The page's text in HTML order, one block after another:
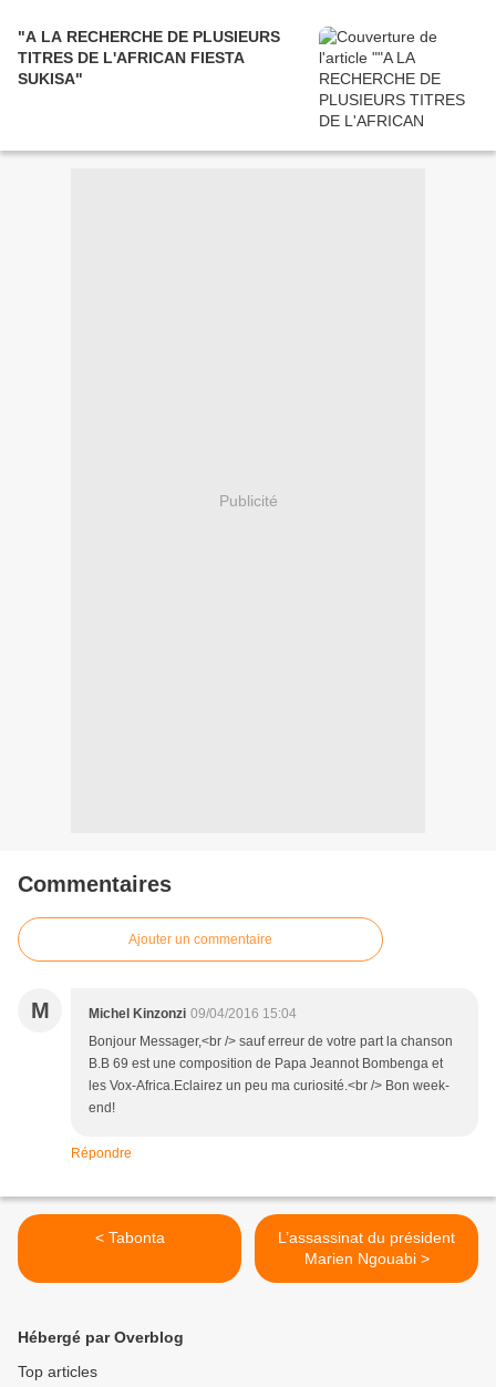
"A LA RECHERCHE DE PLUSIEURS
TITRES DE L'AFRICAN FIESTA
SUKISA"
Publicité
Commentaires
Ajouter un commentaire
M Michel Kinzonzi 09/04/2016 15:04
Bonjour Messager,<br /> sauf erreur de votre part la chanson
B.B 69 est une composition de Papa Jeannot Bombenga et
les Vox-Africa.Eclairez un peu ma curiosité.<br /> Bon week-
end!
Répondre
< Tabonta
L’assassinat du président
Marien Ngouabi >
Hébergé par Overblog
Top articles